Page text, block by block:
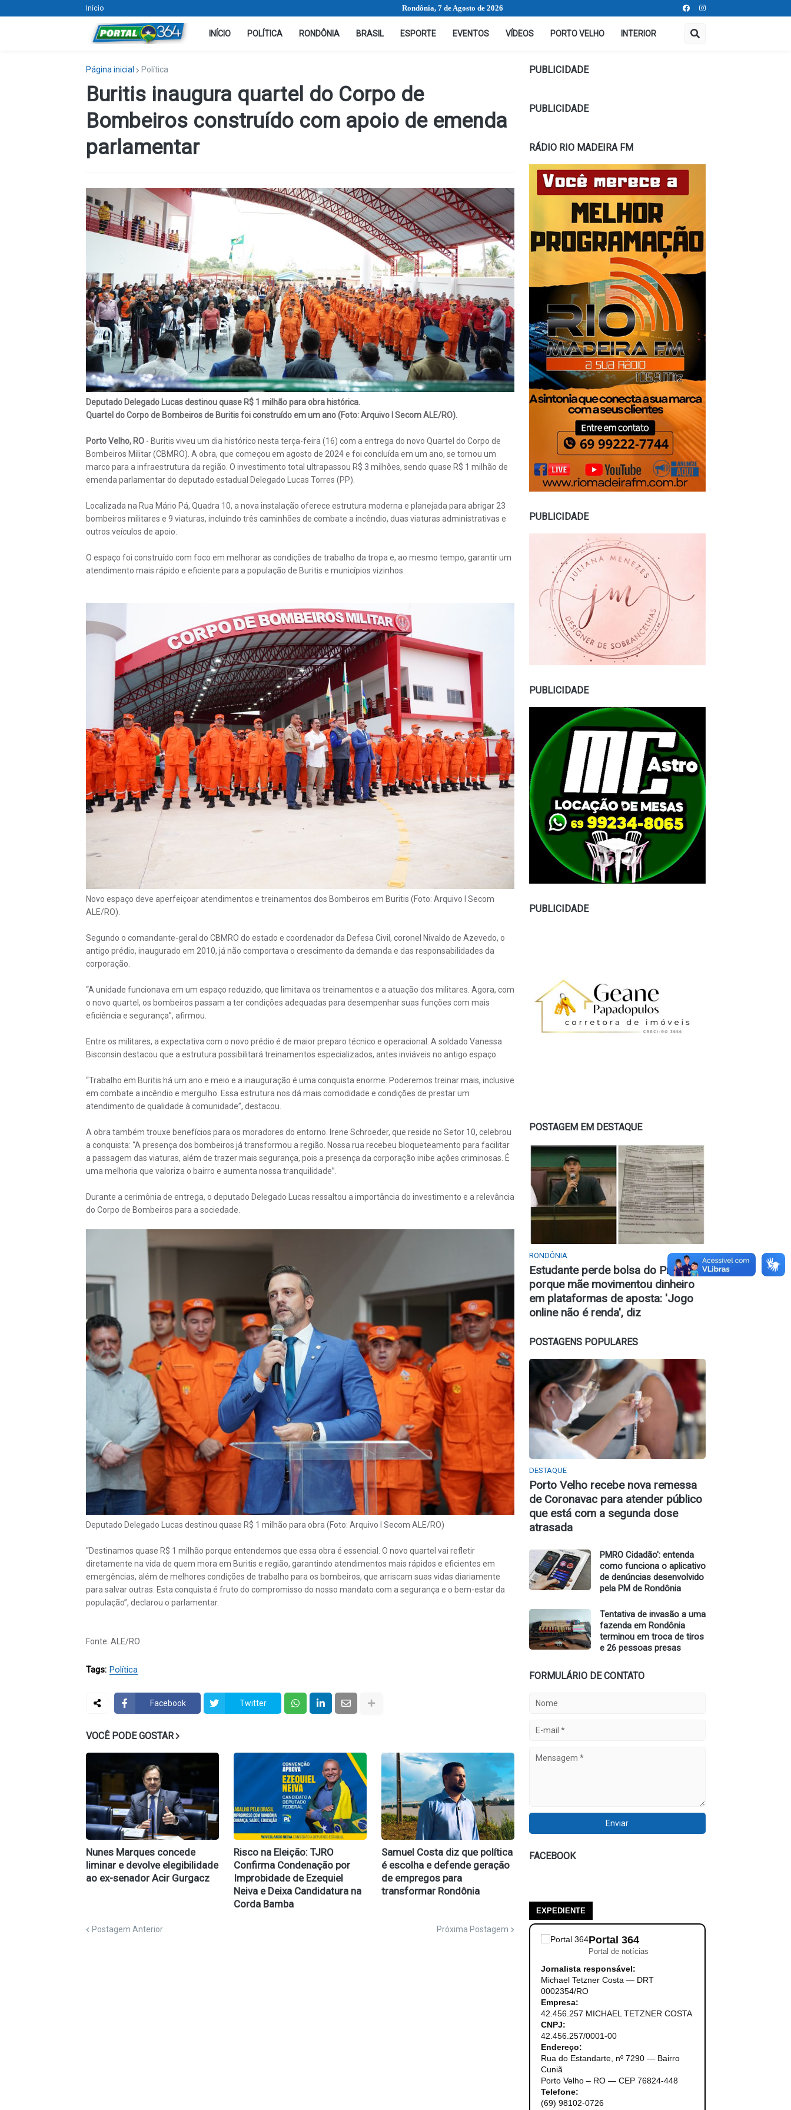
Início Rondônia, 7 de Agosto de 2026
INÍCIO POLÍTICA RONDÔNIA BRASIL ESPORTE EVENTOS VÍDEOS PORTO VELHO INTERIOR
Página inicial Política
Buritis inaugura quartel do Corpo de
Bombeiros construído com apoio de emenda
parlamentar
Deputado Delegado Lucas destinou quase R$ 1 milhão para obra histórica.
Quartel do Corpo de Bombeiros de Buritis foi construído em um ano (Foto: Arquivo I Secom ALE/RO).
Porto Velho, RO- Buritis viveu um dia histórico nesta terça-feira (16) com a entrega do novo Quartel do Corpo de
Bombeiros Militar (CBMRO). A obra, que começou em agosto de 2024 e foi concluída em um ano, se tornou um
marco para a infraestrutura da região. O investimento total ultrapassou R$ 3 milhões, sendo quase R$ 1 milhão de
emenda parlamentar do deputado estadual Delegado Lucas Torres (PP).
Localizada na Rua Mário Pá, Quadra 10, a nova instalação oferece estrutura moderna e planejada para abrigar 23
bombeiros militares e 9 viaturas, incluindo três caminhões de combate a incêndio, duas viaturas administrativas e
outros veículos de apoio.
O espaço foi construído com foco em melhorar as condições de trabalho da tropa e, ao mesmo tempo, garantir um
atendimento mais rápido e eficiente para a população de Buritis e municípios vizinhos.
Novo espaço deve aperfeiçoar atendimentos e treinamentos dos Bombeiros em Buritis (Foto: Arquivo I Secom
ALE/RO).
Segundo o comandante-geral do CBMRO do estado e coordenador da Defesa Civil, coronel Nivaldo de Azevedo, o
antigo prédio, inaugurado em 2010, já não comportava o crescimento da demanda e das responsabilidades da
corporação.
“A unidade funcionava em um espaço reduzido, que limitava os treinamentos e a atuação dos militares. Agora, com
o novo quartel, os bombeiros passam a ter condições adequadas para desempenhar suas funções com mais
eficiência e segurança”, afirmou.
Entre os militares, a expectativa com o novo prédio é de maior preparo técnico e operacional. A soldado Vanessa
Bisconsin destacou que a estrutura possibilitará treinamentos especializados, antes inviáveis no antigo espaço.
“Trabalho em Buritis há um ano e meio e a inauguração é uma conquista enorme. Poderemos treinar mais, inclusive
em combate a incêndio e mergulho. Essa estrutura nos dá mais comodidade e condições de prestar um
atendimento de qualidade à comunidade”, destacou.
A obra também trouxe benefícios para os moradores do entorno. Irene Schroeder, que reside no Setor 10, celebrou
a conquista: “A presença dos bombeiros já transformou a região. Nossa rua recebeu bloqueteamento para facilitar
a passagem das viaturas, além de trazer mais segurança, pois a presença da corporação inibe ações criminosas. É
uma melhoria que valoriza o bairro e aumenta nossa tranquilidade”.
Durante a cerimônia de entrega, o deputado Delegado Lucas ressaltou a importância do investimento e a relevância
do Corpo de Bombeiros para a sociedade.
Deputado Delegado Lucas destinou quase R$ 1 milhão para obra (Foto: Arquivo I Secom ALE/RO)
“Destinamos quase R$ 1 milhão porque entendemos que essa obra é essencial. O novo quartel vai refletir
diretamente na vida de quem mora em Buritis e região, garantindo atendimentos mais rápidos e eficientes em
emergências, além de melhores condições de trabalho para os bombeiros, que arriscam suas vidas diariamente
para salvar outras. Esta conquista é fruto do compromisso do nosso mandato com a segurança e o bem-estar da
população”, declarou o parlamentar.
Fonte: ALE/RO
Tags: Política
Facebook Twitter
VOCÊ PODE GOSTAR
Nunes Marques concede
liminar e devolve elegibilidade
ao ex-senador Acir Gurgacz
Risco na Eleição: TJRO
Confirma Condenação por
Improbidade de Ezequiel
Neiva e Deixa Candidatura na
Corda Bamba
Samuel Costa diz que política
é escolha e defende geração
de empregos para
transformar Rondônia
Postagem Anterior Próxima Postagem
PUBLICIDADE
PUBLICIDADE
RÁDIO RIO MADEIRA FM
PUBLICIDADE
PUBLICIDADE
PUBLICIDADE
POSTAGEM EM DESTAQUE
RONDÔNIA
Estudante perde bolsa do Prouni
porque mãe movimentou dinheiro
em plataformas de aposta: 'Jogo
online não é renda', diz
POSTAGENS POPULARES
DESTAQUE
Porto Velho recebe nova remessa
de Coronavac para atender público
que está com a segunda dose
atrasada
PMRO Cidadão': entenda
como funciona o aplicativo
de denúncias desenvolvido
pela PM de Rondônia
Tentativa de invasão a uma
fazenda em Rondônia
terminou em troca de tiros
e 26 pessoas presas
FORMULÁRIO DE CONTATO
FACEBOOK
EXPEDIENTE
Portal 364
Portal de notícias
Jornalista responsável:
Michael Tetzner Costa — DRT
0002354/RO
Empresa:
42.456.257 MICHAEL TETZNER COSTA
CNPJ:
42.456.257/0001-00
Endereço:
Rua do Estandarte, nº 7290 — Bairro
Cuniã
Porto Velho – RO — CEP 76824-448
Telefone:
(69) 98102-0726